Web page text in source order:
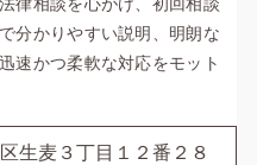
律相談を心がけ、初回相談
分かりやすい説明、明朗な
速かつ柔軟な対応をモット
生麦３丁目１２番２８